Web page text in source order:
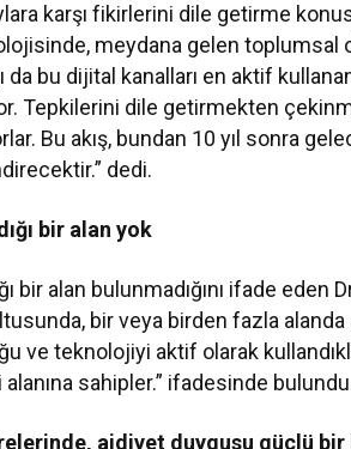
karşı fikirlerini dile getirme
meydana gelen toplumsal
da bu dijital kanalları en aktif
Tepkilerini dile getirmekten
Bu akış, bundan 10 yıl sonra
dedi.
bir alan yok
bir alan bulunmadığını ifade eden
bir veya birden fazla
ve teknolojiyi aktif olarak
sahipler.” ifadesinde
aidiyet duygusu güçlü